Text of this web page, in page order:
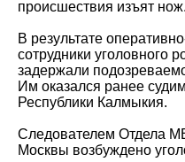
происшествия изъят нож.
В результате
сотрудники уголовного
задержали
Им оказался ранее
Республики Калмыкия.
Следователем Отдела
Москвы возбуждено